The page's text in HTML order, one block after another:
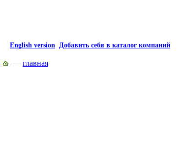
English version Добавить себя в каталог компаний
— главная